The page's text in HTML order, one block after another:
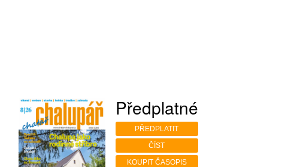
Předplatné
PŘEDPLATIT
ČÍST
KOUPIT ČASOPIS